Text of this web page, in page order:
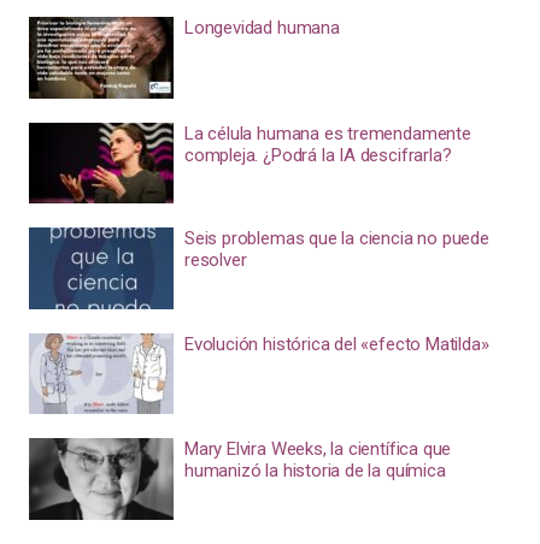
Longevidad humana
La célula humana es tremendamente
compleja. ¿Podrá la IA descifrarla?
Seis problemas que la ciencia no puede
resolver
Evolución histórica del «efecto Matilda»
Mary Elvira Weeks, la científica que
humanizó la historia de la química